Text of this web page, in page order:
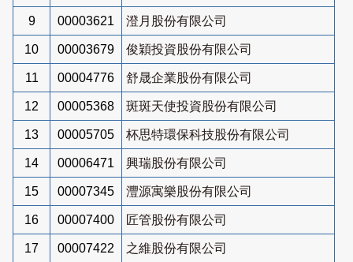
9 00003621 澄月股份有限公司
10 00003679 俊穎投資股份有限公司
11 00004776 舒晟企業股份有限公司
12 00005368 斑斑天使投資股份有限公司
13 00005705 杯思特環保科技股份有限公司
14 00006471 興瑞股份有限公司
15 00007345 灃源寓樂股份有限公司
16 00007400 匠管股份有限公司
17 00007422 之維股份有限公司